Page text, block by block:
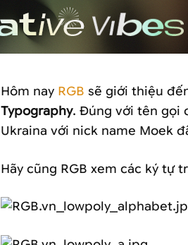
Hôm nay RGB sẽ giới thiệu
Typography. Đúng với tên gọi
Ukraina với nick name Moek
Hãy cũng RGB xem các ký tự